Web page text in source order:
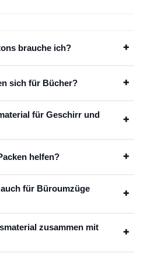
brauche ich? +
sich für Bücher? +
für Geschirr und
+
helfen? +
für Büroumzüge
+
zusammen mit
+